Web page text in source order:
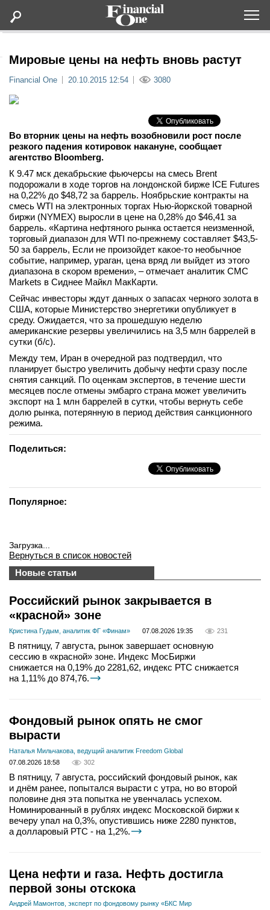
Lifestyle
Мероприятия
Новости
Интервью
вконтакте
Стать автором
Мировые цены на нефть вновь растут
Financial One 20.10.2015 12:54 3080
Во вторник цены на нефть возобновили рост после
резкого падения котировок накануне, сообщает
агентство Bloomberg.
К 9.47 мск декабрьские фьючерсы на смесь Brent
подорожали в ходе торгов на лондонской бирже ICE Futures
на 0,22% до $48,72 за баррель. Ноябрьские контракты на
смесь WTI на электронных торгах Нью-йоркской товарной
биржи (NYMEX) выросли в цене на 0,28% до $46,41 за
баррель. «Картина нефтяного рынка остается неизменной,
торговый диапазон для WTI по-прежнему составляет $43,5-
50 за баррель, Если не произойдет какое-то необычное
событие, например, ураган, цена вряд ли выйдет из этого
диапазона в скором времени», – отмечает аналитик CMC
Markets в Сиднее Майкл МакКарти.
Сейчас инвесторы ждут данных о запасах черного золота в
США, которые Министерство энергетики опубликует в
среду. Ожидается, что за прошедшую неделю
американские резервы увеличились на 3,5 млн баррелей в
сутки (б/с).
Между тем, Иран в очередной раз подтвердил, что
планирует быстро увеличить добычу нефти сразу после
снятия санкций. По оценкам экспертов, в течение шести
месяцев после отмены эмбарго страна может увеличить
экспорт на 1 млн баррелей в сутки, чтобы вернуть себе
долю рынка, потерянную в период действия санкционного
режима.
Поделиться:
Популярное:
Загрузка...
Вернуться в список новостей
Новые статьи
Российский рынок закрывается в
«красной» зоне
Кристина Гудым, аналитик ФГ «Финам» 07.08.2026 19:35 231
В пятницу, 7 августа, рынок завершает основную
сессию в «красной» зоне. Индекс МосБиржи
снижается на 0,19% до 2281,62, индекс РТС снижается
на 1,11% до 874,76.
Фондовый рынок опять не смог
вырасти
Наталья Мильчакова, ведущий аналитик Freedom Global
07.08.2026 18:58
302
В пятницу, 7 августа, российский фондовый рынок, как
и днём ранее, попытался вырасти с утра, но во второй
половине дня эта попытка не увенчалась успехом.
Номинированный в рублях индекс Московской биржи к
вечеру упал на 0,3%, опустившись ниже 2280 пунктов,
а долларовый РТС - на 1,2%.
Цена нефти и газа. Нефть достигла
первой зоны отскока
Андрей Мамонтов, эксперт по фондовому рынку «БКС Мир